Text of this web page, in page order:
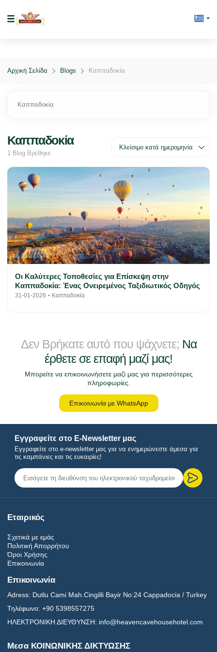
Αρχική Σελίδα Blogs Καππαδοκία
Καππαδοκία
Καππαδοκία
1 Blog Βρέθηκε
Οι Καλύτερες Τοποθεσίες για Επίσκεψη στην
Καππαδοκία: Ένας Ονειρεμένος Ταξιδιωτικός Οδηγός
31-01-2026 Καππαδοκία
Δεν Βρήκατε αυτό που ψάχνετε; Να
έρθετε σε επαφή μαζί μας!
Μπορείτε να επικοινωνήσετε μαζί μας για περισσότερες
πληροφωρίες.
Επικοινωνία με WhatsApp
Εγγραφείτε στο E-Newsletter μας
Εγγραφείτε στο e-newsletter μας για να ενημερώνεστε άμεσα για
τις καμπάνιες και τις ευκαιρίες!
Εταιρικός
Σχετικά με εμάς
Πολιτική Απορρήτου
Όροι Χρήσης
Επικοινωνία
Επικοινωνία
Adress: Dutlu Cami Mah.Cingilli Bayir No:24 Cappadocia / Turkey
Τηλέφωνο: +90 5398557275
ΗΛΕΚΤΡΟΝΙΚΗ ΔΙΕΥΘΥΝΣΗ: info@heavencavehousehotel.com
Μεσα ΚΟΙΝΩΝΙΚΗΣ ΔΙΚΤΥΩΣΗΣ